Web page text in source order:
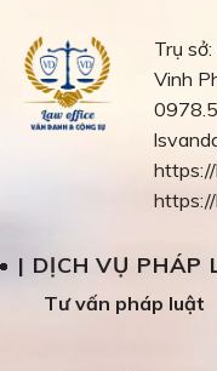
Trụ
Vinh
| DỊCH VỤ PHÁP
Tư vấn pháp luật